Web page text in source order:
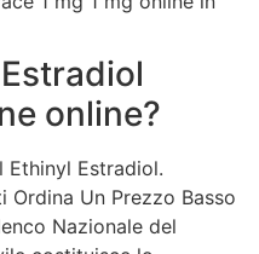
online?
Ethinyl Estradiol.
Ordina Un Prezzo Basso
Nazionale del